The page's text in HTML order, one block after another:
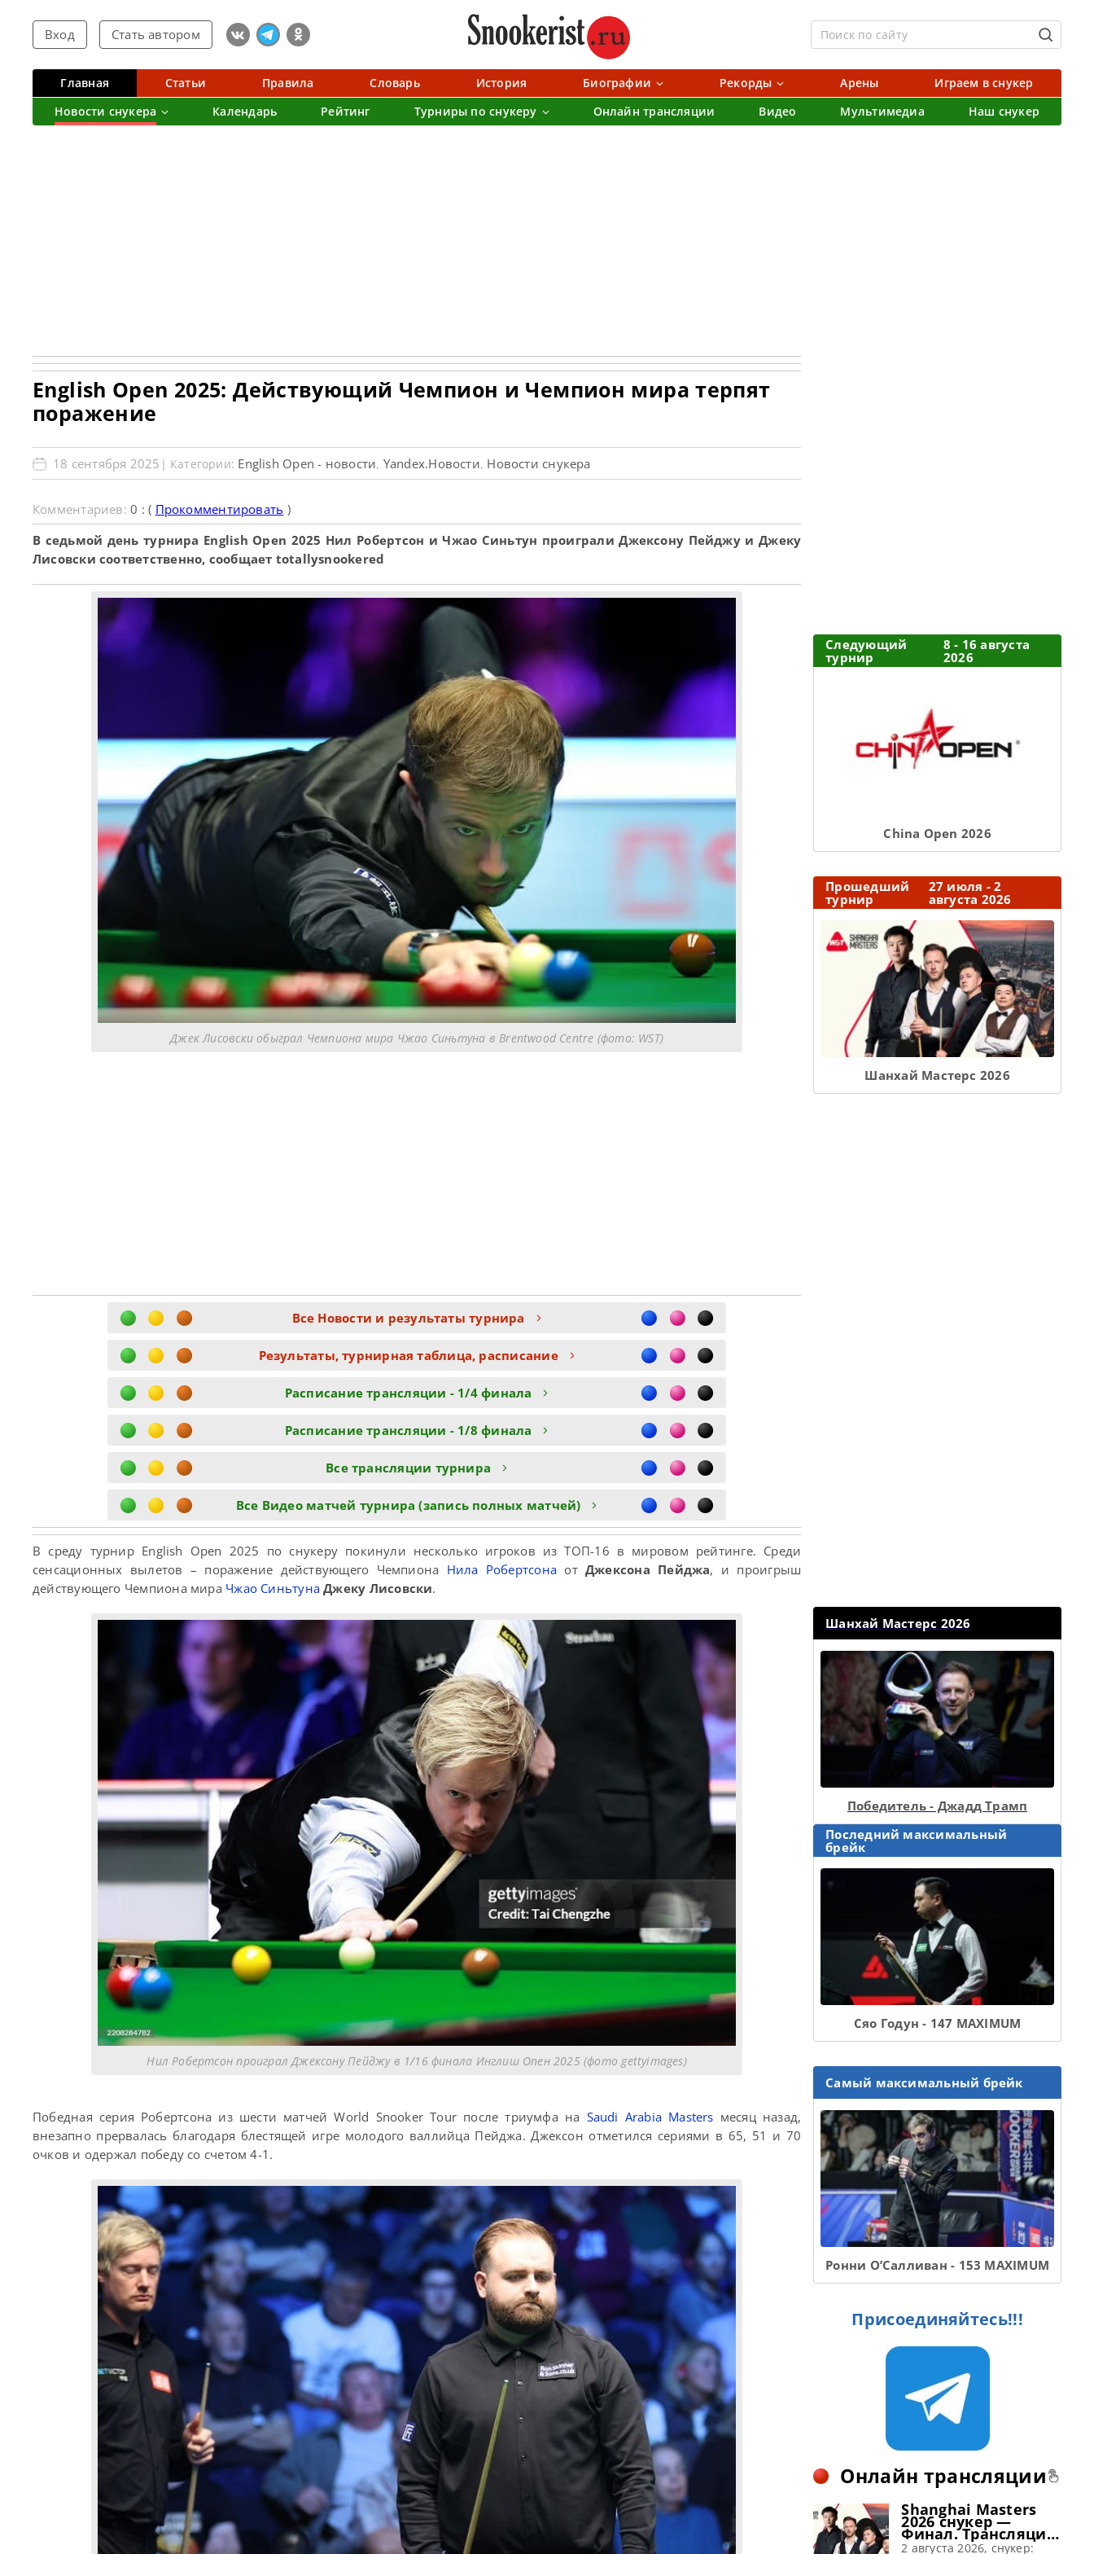
Вход Стать автором
Главная Статьи Правила Словарь История Биографии Рекорды Арены
Играем в снукер
Новости снукера
Календарь Рейтинг Турниры по снукеру Онлайн трансляции Видео Мультимедиа Наш снукер
English Open 2025: Действующий Чемпион и Чемпион мира терпят
поражение
18 сентября 2025 | Категории: English Open - новости, Yandex.Новости, Новости снукера
Комментариев:0 : ( Прокомментировать )
В седьмой день турнира English Open 2025 Нил Робертсон и Чжао Синьтун проиграли Джексону Пейджу и Джеку
Лисовски соответственно, сообщает totallysnookered
Джек Лисовски обыграл Чемпиона мира Чжао Синьтуна в Brentwood Centre (фото: WST)
Все Новости и результаты турнира
Результаты, турнирная таблица, расписание
Расписание трансляции - 1/4 финала
Расписание трансляции - 1/8 финала
Все трансляции турнира
Все Видео матчей турнира (запись полных матчей)
В среду турнир English Open 2025 по снукеру покинули несколько игроков из ТОП-16 в мировом рейтинге. Среди
сенсационных вылетов – поражение действующего Чемпиона Нила Робертсона отДжексона Пейджа, и проигрыш
действующего Чемпиона мира Чжао Синьтуна Джеку Лисовски.
Нил Робертсон проиграл Джексону Пейджу в 1/16 финала Инглиш Опен 2025 (фото gettyimages)
Победная серия Робертсона из шести матчей World Snooker Tour после триумфа на Saudi Arabia Masters месяц назад,
внезапно прервалась благодаря блестящей игре молодого валлийца Пейджа. Джексон отметился сериями в 65, 51 и 70
очков и одержал победу со счетом 4-1.
Следующий
турнир
8 - 16 августа
2026
Сhina Open 2026
Прошедший
турнир
27 июля - 2
августа 2026
Шанхай Мастерс 2026
Шанхай Мастерс 2026
Победитель - Джадд Трамп
Последний максимальный
брейк
Сяо Годун - 147 MAXIMUM
Самый максимальный брейк
Ронни О’Салливан - 153 MAXIMUM
Присоединяйтесь!!!
Онлайн трансляции
Shanghai Masters
2026 снукер —
Финал. Трансляции
расписание
2 августа 2026, снукер: